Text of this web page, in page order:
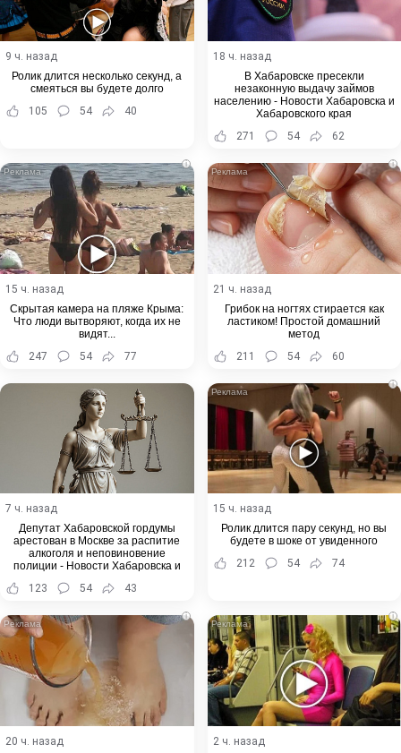
9 ч. назад
Ролик длится несколько секунд, а
смеяться вы будете долго
105
54 40
18 ч. назад
В Хабаровске пресекли
незаконную выдачу займов
населению - Новости Хабаровска и
Хабаровского края
271
54 62
i
15 ч. назад
Скрытая камера на пляже Крыма:
Что люди вытворяют, когда их не
видят...
247
54 77
i
21 ч. назад
Грибок на ногтях стирается как
ластиком! Простой домашний
метод
211
54 60
7 ч. назад
Депутат Хабаровской гордумы
арестован в Москве за распитие
алкоголя и неповиновение
полиции - Новости Хабаровска и
123 54 43
i
15 ч. назад
Ролик длится пару секунд, но вы
будете в шоке от увиденного
212
54 74
i
20 ч. назад
i
2 ч. назад